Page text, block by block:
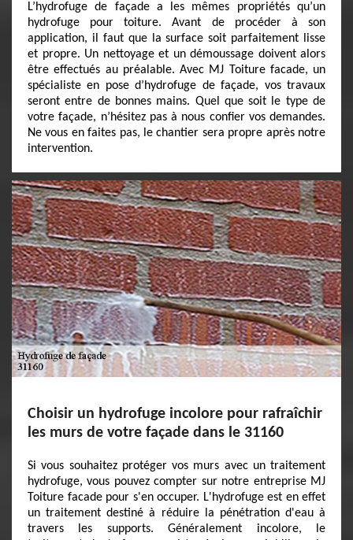
L’hydrofuge de façade a les mêmes propriétés qu’un
hydrofuge pour toiture. Avant de procéder à son
application, il faut que la surface soit parfaitement lisse
et propre. Un nettoyage et un démoussage doivent alors
être effectués au préalable. Avec MJ Toiture facade, un
spécialiste en pose d’hydrofuge de façade, vos travaux
seront entre de bonnes mains. Quel que soit le type de
votre façade, n’hésitez pas à nous confier vos demandes.
Ne vous en faites pas, le chantier sera propre après notre
intervention.
Choisir un hydrofuge incolore pour rafraîchir
les murs de votre façade dans le 31160
Si vous souhaitez protéger vos murs avec un traitement
hydrofuge, vous pouvez compter sur notre entreprise MJ
Toiture facade pour s'en occuper. L'hydrofuge est en effet
un traitement destiné à réduire la pénétration d'eau à
travers les supports. Généralement incolore, le